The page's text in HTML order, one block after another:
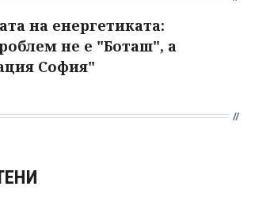
на енергетиката:
не е "Боташ", а
София"